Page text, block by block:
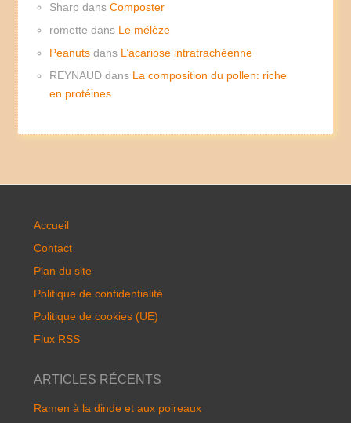
Sharp dansComposter
romette dans Le mélèze
Peanuts dans L’acariose intratrachéenne
REYNAUD dans La composition du pollen: riche
en protéines
Accueil
Contact
Plan du site
Politique de confidentialité
Politique de cookies (UE)
Flux RSS
ARTICLES RÉCENTS
Ramen à la dinde et aux poireaux